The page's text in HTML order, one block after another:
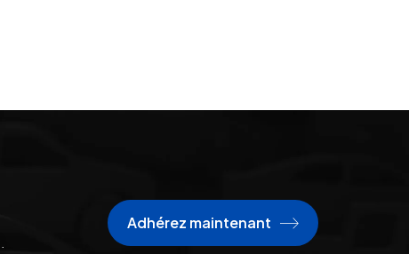
Adhérez maintenant